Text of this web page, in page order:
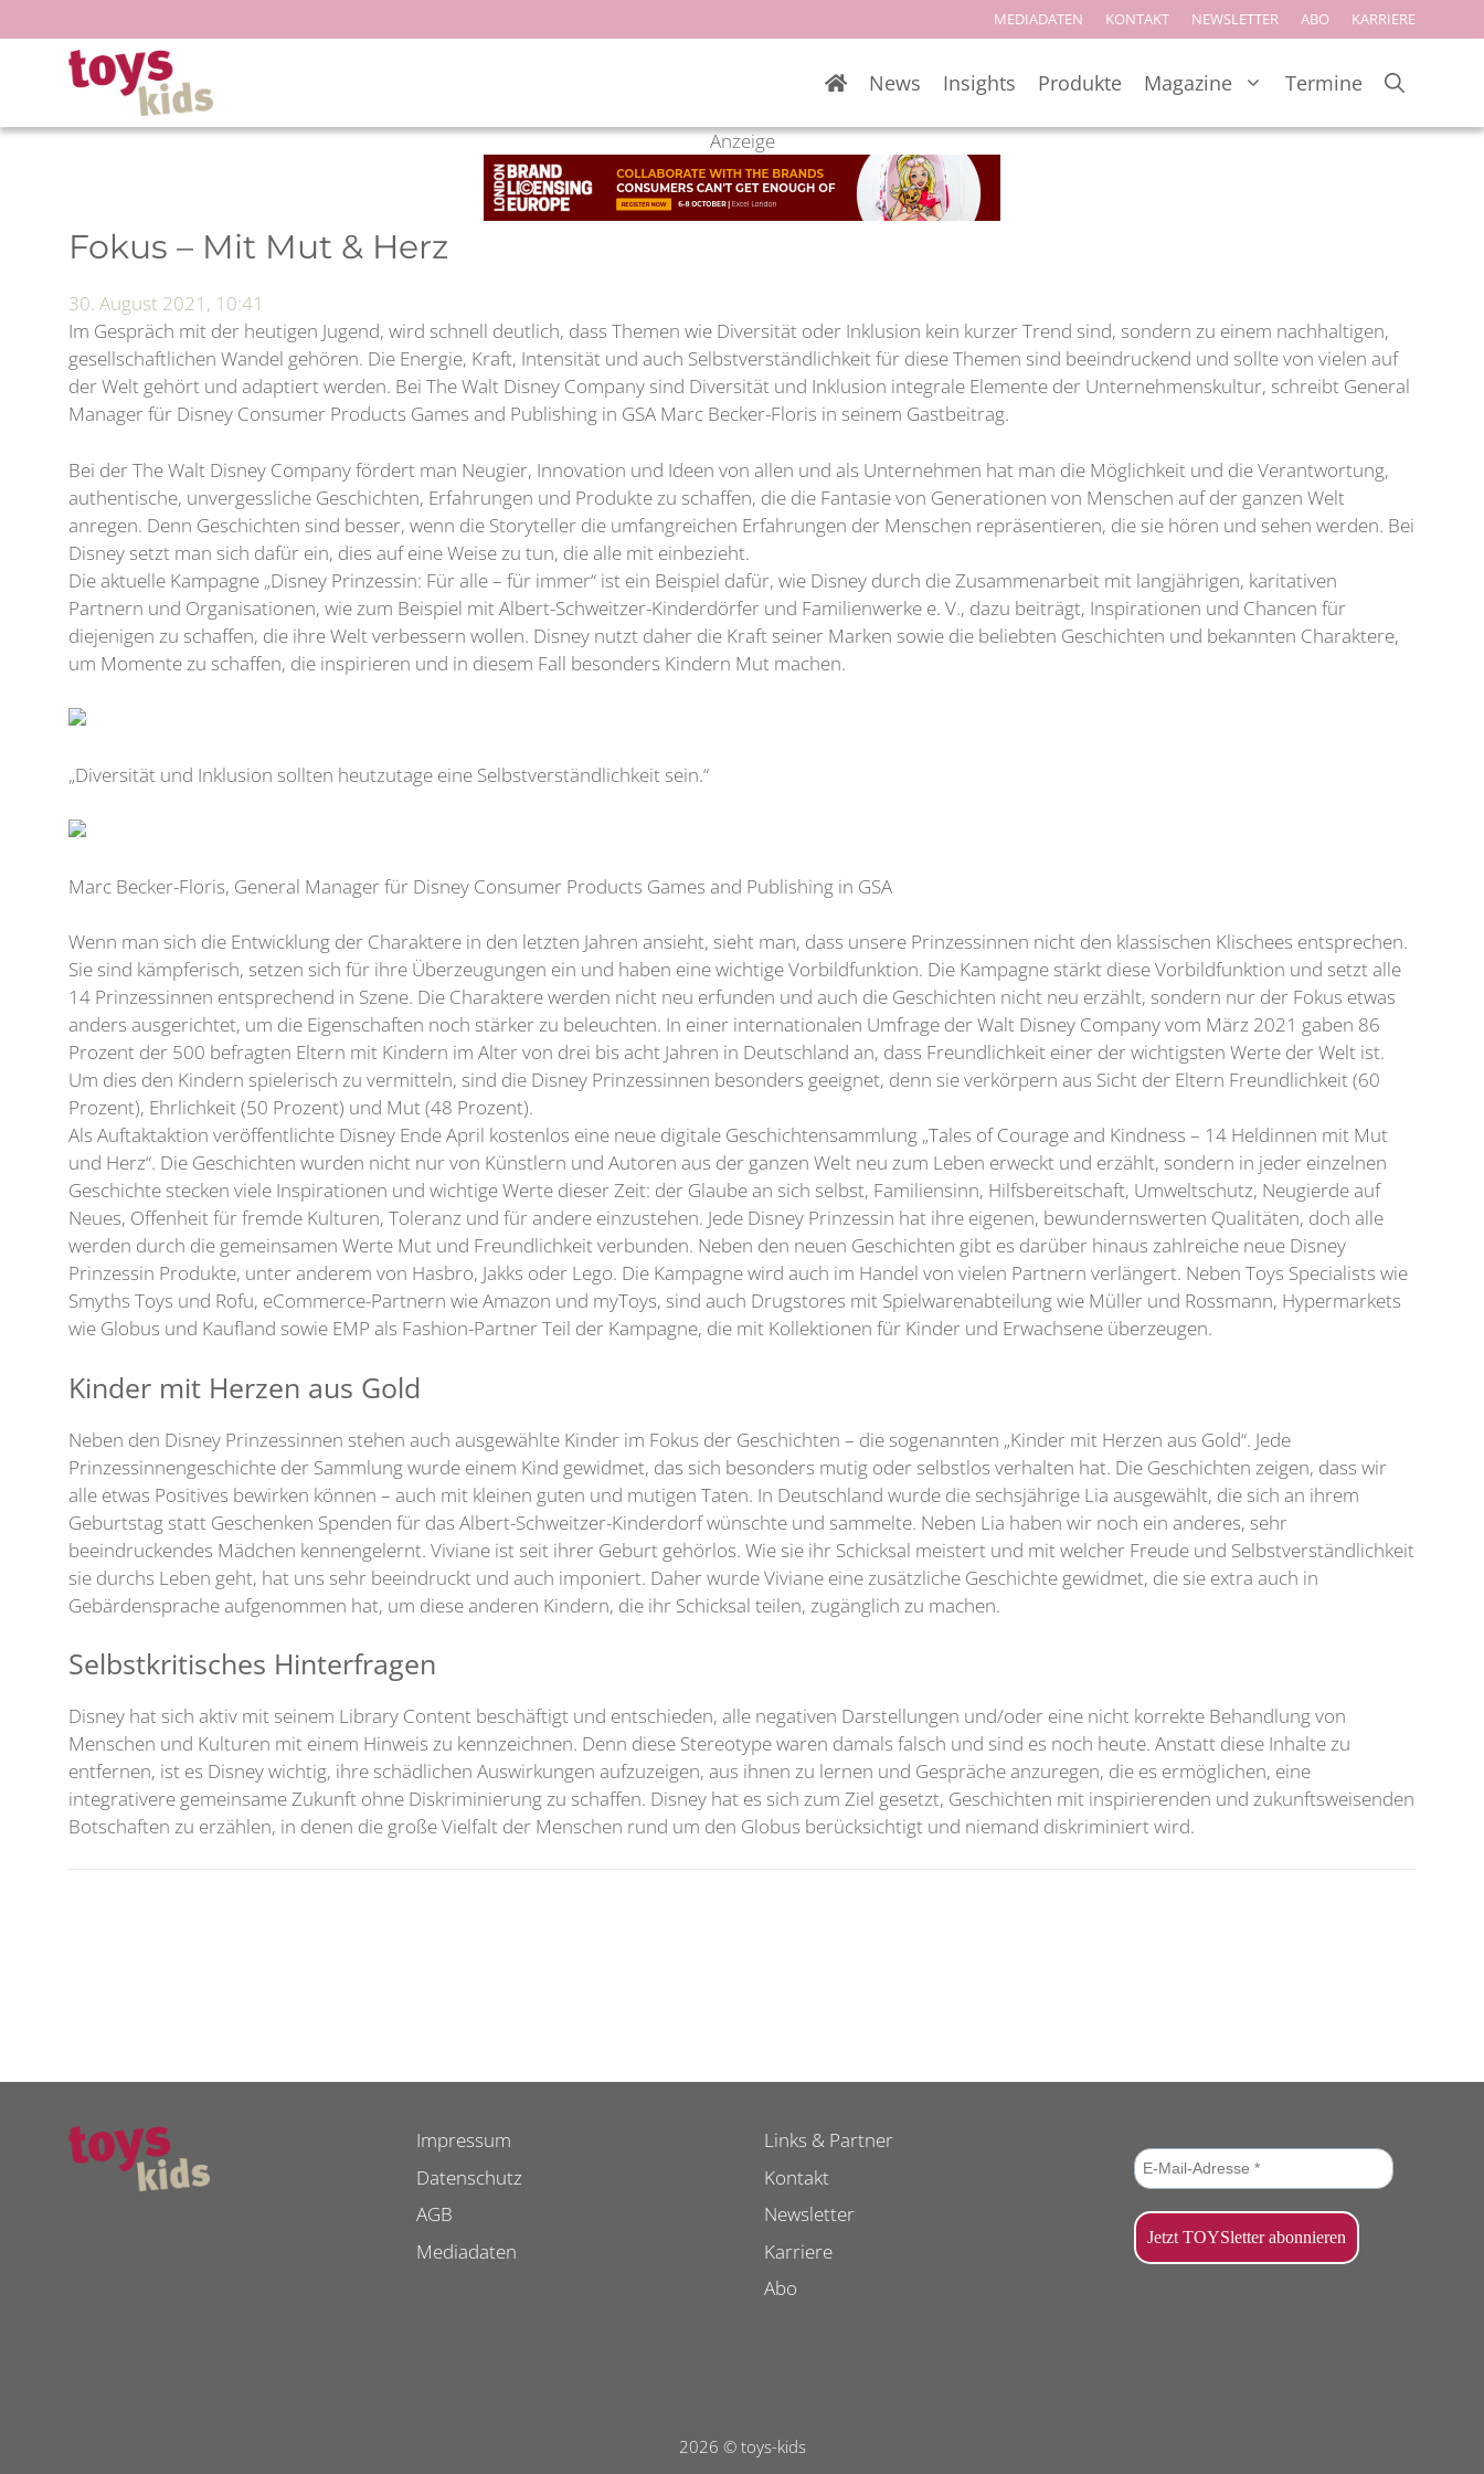
Inhalt
springen
MEDIADATEN KONTAKT NEWSLETTER ABO KARRIERE
News Insights Produkte Magazine Termine
Anzeige
Fokus – Mit Mut & Herz
30. August 2021, 10:41
Im Gespräch mit der heutigen Jugend, wird schnell deutlich, dass Themen wie Diversität oder Inklusion kein kurzer Trend sind, sondern zu einem nachhaltigen,
gesellschaftlichen Wandel gehören. Die Energie, Kraft, Intensität und auch Selbstverständlichkeit für diese Themen sind beeindruckend und sollte von vielen auf
der Welt gehört und adaptiert werden. Bei The Walt Disney Company sind Diversität und Inklusion integrale Elemente der Unternehmenskultur, schreibt General
Manager für Disney Consumer Products Games and Publishing in GSA Marc Becker-Floris in seinem Gastbeitrag.
Bei der The Walt Disney Company fördert man Neugier, Innovation und Ideen von allen und als Unternehmen hat man die Möglichkeit und die Verantwortung,
authentische, unvergessliche Geschichten, Erfahrungen und Produkte zu schaffen, die die Fantasie von Generationen von Menschen auf der ganzen Welt
anregen. Denn Geschichten sind besser, wenn die Storyteller die umfangreichen Erfahrungen der Menschen repräsentieren, die sie hören und sehen werden. Bei
Disney setzt man sich dafür ein, dies auf eine Weise zu tun, die alle mit einbezieht.
Die aktuelle Kampagne „Disney Prinzessin: Für alle – für immer“ ist ein Beispiel dafür, wie Disney durch die Zusammenarbeit mit langjährigen, karitativen
Partnern und Organisationen, wie zum Beispiel mit Albert-Schweitzer-Kinderdörfer und Familienwerke e. V., dazu beiträgt, Inspirationen und Chancen für
diejenigen zu schaffen, die ihre Welt verbessern wollen. Disney nutzt daher die Kraft seiner Marken sowie die beliebten Geschichten und bekannten Charaktere,
um Momente zu schaffen, die inspirieren und in diesem Fall besonders Kindern Mut machen.
„Diversität und Inklusion sollten heutzutage eine Selbstverständlichkeit sein.“
Marc Becker-Floris, General Manager für Disney Consumer Products Games and Publishing in GSA
Wenn man sich die Entwicklung der Charaktere in den letzten Jahren ansieht, sieht man, dass unsere Prinzessinnen nicht den klassischen Klischees entsprechen.
Sie sind kämpferisch, setzen sich für ihre Überzeugungen ein und haben eine wichtige Vorbildfunktion. Die Kampagne stärkt diese Vorbildfunktion und setzt alle
14 Prinzessinnen entsprechend in Szene. Die Charaktere werden nicht neu erfunden und auch die Geschichten nicht neu erzählt, sondern nur der Fokus etwas
anders ausgerichtet, um die Eigenschaften noch stärker zu beleuchten. In einer internationalen Umfrage der Walt Disney Company vom März 2021 gaben 86
Prozent der 500 befragten Eltern mit Kindern im Alter von drei bis acht Jahren in Deutschland an, dass Freundlichkeit einer der wichtigsten Werte der Welt ist.
Um dies den Kindern spielerisch zu vermitteln, sind die Disney Prinzessinnen besonders geeignet, denn sie verkörpern aus Sicht der Eltern Freundlichkeit (60
Prozent), Ehrlichkeit (50 Prozent) und Mut (48 Prozent).
Als Auftaktaktion veröffentlichte Disney Ende April kostenlos eine neue digitale Geschichtensammlung „Tales of Courage and Kindness – 14 Heldinnen mit Mut
und Herz“. Die Geschichten wurden nicht nur von Künstlern und Autoren aus der ganzen Welt neu zum Leben erweckt und erzählt, sondern in jeder einzelnen
Geschichte stecken viele Inspirationen und wichtige Werte dieser Zeit: der Glaube an sich selbst, Familiensinn, Hilfsbereitschaft, Umweltschutz, Neugierde auf
Neues, Offenheit für fremde Kulturen, Toleranz und für andere einzustehen. Jede Disney Prinzessin hat ihre eigenen, bewundernswerten Qualitäten, doch alle
werden durch die gemeinsamen Werte Mut und Freundlichkeit verbunden. Neben den neuen Geschichten gibt es darüber hinaus zahlreiche neue Disney
Prinzessin Produkte, unter anderem von Hasbro, Jakks oder Lego. Die Kampagne wird auch im Handel von vielen Partnern verlängert. Neben Toys Specialists wie
Smyths Toys und Rofu, eCommerce-Partnern wie Amazon und myToys, sind auch Drugstores mit Spielwarenabteilung wie Müller und Rossmann, Hypermarkets
wie Globus und Kaufland sowie EMP als Fashion-Partner Teil der Kampagne, die mit Kollektionen für Kinder und Erwachsene überzeugen.
Kinder mit Herzen aus Gold
Neben den Disney Prinzessinnen stehen auch ausgewählte Kinder im Fokus der Geschichten – die sogenannten „Kinder mit Herzen aus Gold“. Jede
Prinzessinnengeschichte der Sammlung wurde einem Kind gewidmet, das sich besonders mutig oder selbstlos verhalten hat. Die Geschichten zeigen, dass wir
alle etwas Positives bewirken können – auch mit kleinen guten und mutigen Taten. In Deutschland wurde die sechsjährige Lia ausgewählt, die sich an ihrem
Geburtstag statt Geschenken Spenden für das Albert-Schweitzer-Kinderdorf wünschte und sammelte. Neben Lia haben wir noch ein anderes, sehr
beeindruckendes Mädchen kennengelernt. Viviane ist seit ihrer Geburt gehörlos. Wie sie ihr Schicksal meistert und mit welcher Freude und Selbstverständlichkeit
sie durchs Leben geht, hat uns sehr beeindruckt und auch imponiert. Daher wurde Viviane eine zusätzliche Geschichte gewidmet, die sie extra auch in
Gebärdensprache aufgenommen hat, um diese anderen Kindern, die ihr Schicksal teilen, zugänglich zu machen.
Selbstkritisches Hinterfragen
Disney hat sich aktiv mit seinem Library Content beschäftigt und entschieden, alle negativen Darstellungen und/oder eine nicht korrekte Behandlung von
Menschen und Kulturen mit einem Hinweis zu kennzeichnen. Denn diese Stereotype waren damals falsch und sind es noch heute. Anstatt diese Inhalte zu
entfernen, ist es Disney wichtig, ihre schädlichen Auswirkungen aufzuzeigen, aus ihnen zu lernen und Gespräche anzuregen, die es ermöglichen, eine
integrativere gemeinsame Zukunft ohne Diskriminierung zu schaffen. Disney hat es sich zum Ziel gesetzt, Geschichten mit inspirierenden und zukunftsweisenden
Botschaften zu erzählen, in denen die große Vielfalt der Menschen rund um den Globus berücksichtigt und niemand diskriminiert wird.
Impressum
Datenschutz
AGB
Mediadaten
Links & Partner
Kontakt
Newsletter
Karriere
Abo
2026 © toys-kids